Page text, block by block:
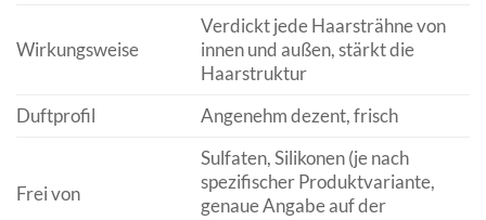
Wirkungsweise
Verdickt jede Haarsträhne von
innen und außen, stärkt die
Haarstruktur
Duftprofil
Angenehm dezent, frisch
Frei von
Sulfaten, Silikonen (je nach
spezifischer Produktvariante,
genaue Angabe auf der